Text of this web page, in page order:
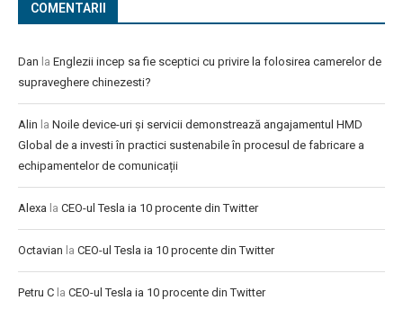
COMENTARII
Dan la Englezii incep sa fie sceptici cu privire la folosirea camerelor de
supraveghere chinezesti?
Alin la Noile device-uri și servicii demonstrează angajamentul HMD
Global de a investi în practici sustenabile în procesul de fabricare a
echipamentelor de comunicații
Alexa la CEO-ul Tesla ia 10 procente din Twitter
Octavian la CEO-ul Tesla ia 10 procente din Twitter
Petru C la CEO-ul Tesla ia 10 procente din Twitter